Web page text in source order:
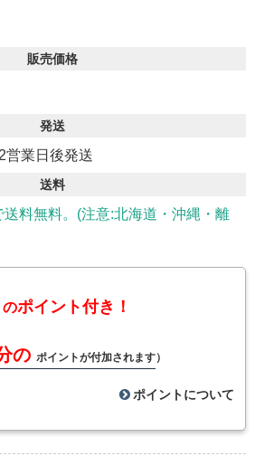
販売価格
発送
営業日後発送
送料
料無料。(注意:北海道・沖縄・離
のポイント付き！
の ポイントが付加されます）
ポイントについて